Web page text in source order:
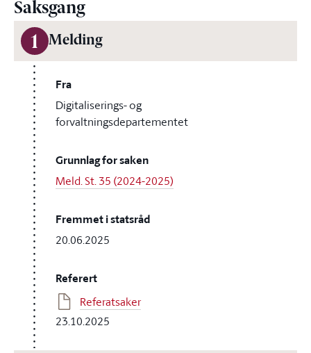
Saksgang
1 Melding
Fra
Digitaliserings- og
forvaltningsdepartementet
Grunnlag for saken
Meld. St. 35 (2024-2025)
Fremmet i statsråd
20.06.2025
Referert
Referatsaker
23.10.2025